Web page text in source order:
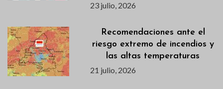
23 julio, 2026
Recomendaciones ante el
riesgo extremo de incendios y
las altas temperaturas
21 julio, 2026